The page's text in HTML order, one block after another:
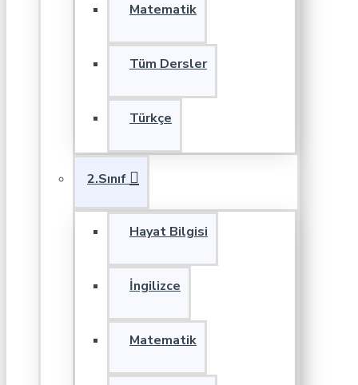
Matematik
Tüm Dersler
Türkçe
2.Sınıf
Hayat Bilgisi
İngilizce
Matematik